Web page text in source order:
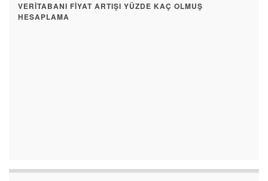
VERITABANI FIYAT ARTIŞI YÜZDE KAÇ OLMUŞ
HESAPLAMA